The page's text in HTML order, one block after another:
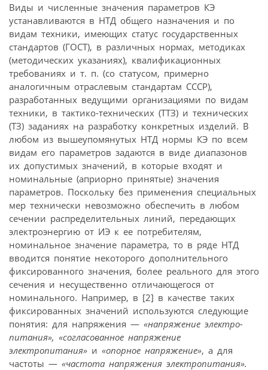
Виды и численные значения параметров КЭ
устанавливаются в НТД общего назначения и по
видам техники, имеющих статус государственных
стандартов (ГОСТ), в различных нормах, методиках
(методических указаниях), квалификационных
требованиях и т. п. (со статусом, примерно
аналогичным отраслевым стандартам СССР),
разработанных ведущими организациями по видам
техники, в тактико-технических (ТТЗ) и технических
(ТЗ) заданиях на разработку конкретных изделий. В
любом из вышеупомянутых НТД нормы КЭ по всем
видам его параметров задаются в виде диапазонов
их допустимых значений, в которые входят и
номинальные (априорно принятые) значения
параметров. Поскольку без применения специальных
мер технически невозможно обеспечить в любом
сечении распределительных линий, передающих
электроэнергию от ИЭ к ее потребителям,
номинальное значение параметра, то в ряде НТД
вводится понятие некоторого дополнительного
фиксированного значения, более реального для этого
сечения и несущественно отличающегося от
номинального. Например, в [2] в качестве таких
фиксированных значений используются следующие
понятия: для напряжения — «напряжение электро­
питания», «согласованное напряжение
электропитания» и «опорное напряжение», а для
частоты — «частота напряжения электропитания».